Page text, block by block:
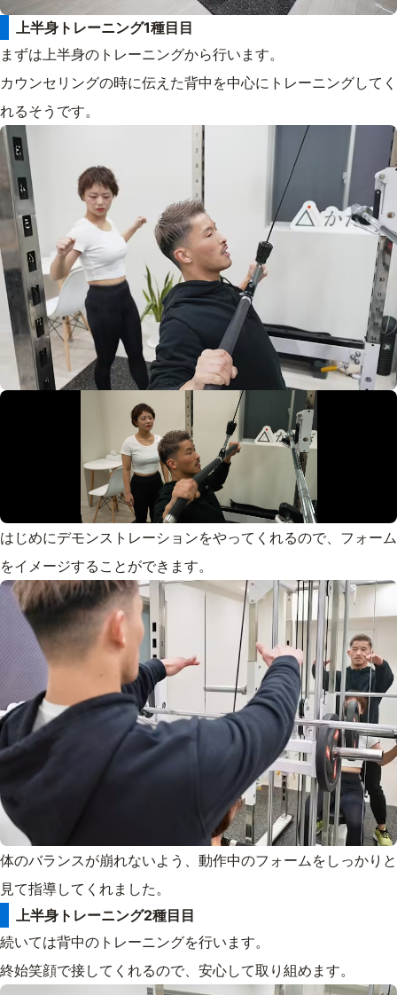
上半身トレーニング1種目目
まずは上半身のトレーニングから行います。
カウンセリングの時に伝えた背中を中心にトレーニングしてく
れるそうです。
はじめにデモンストレーションをやってくれるので、フォーム
をイメージすることができます。
体のバランスが崩れないよう、動作中のフォームをしっかりと
見て指導してくれました。
上半身トレーニング2種目目
続いては背中のトレーニングを行います。
終始笑顔で接してくれるので、安心して取り組めます。